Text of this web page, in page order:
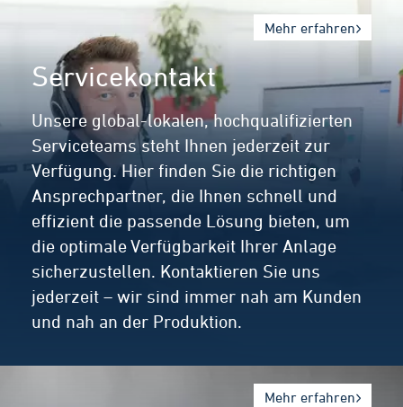
Servicekontakt
Unsere global-lokalen, hochqualifizierten
Serviceteams steht Ihnen jederzeit zur
Verfügung. Hier finden Sie die richtigen
Ansprechpartner, die Ihnen schnell und
effizient die passende Lösung bieten, um
die optimale Verfügbarkeit Ihrer Anlage
sicherzustellen. Kontaktieren Sie uns
jederzeit – wir sind immer nah am Kunden
und nah an der Produktion.
Mehr erfahren
Mehr erfahren